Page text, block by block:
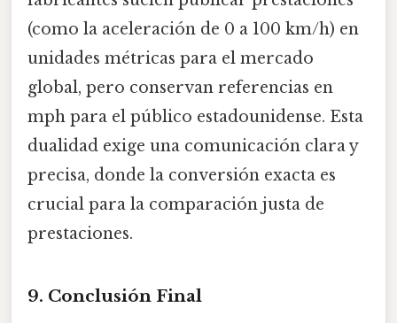
(como la aceleración de 0 a 100 km/h) en
unidades métricas para el mercado
global, pero conservan referencias en
mph para el público estadounidense. Esta
dualidad exige una comunicación clara y
precisa, donde la conversión exacta es
crucial para la comparación justa de
prestaciones.
9. Conclusión Final